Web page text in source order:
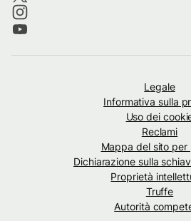
Legale
Informativa sulla
Uso dei
Reclami
Mappa del sito per
Dichiarazione sulla
Proprietà
Truffe
Autorità